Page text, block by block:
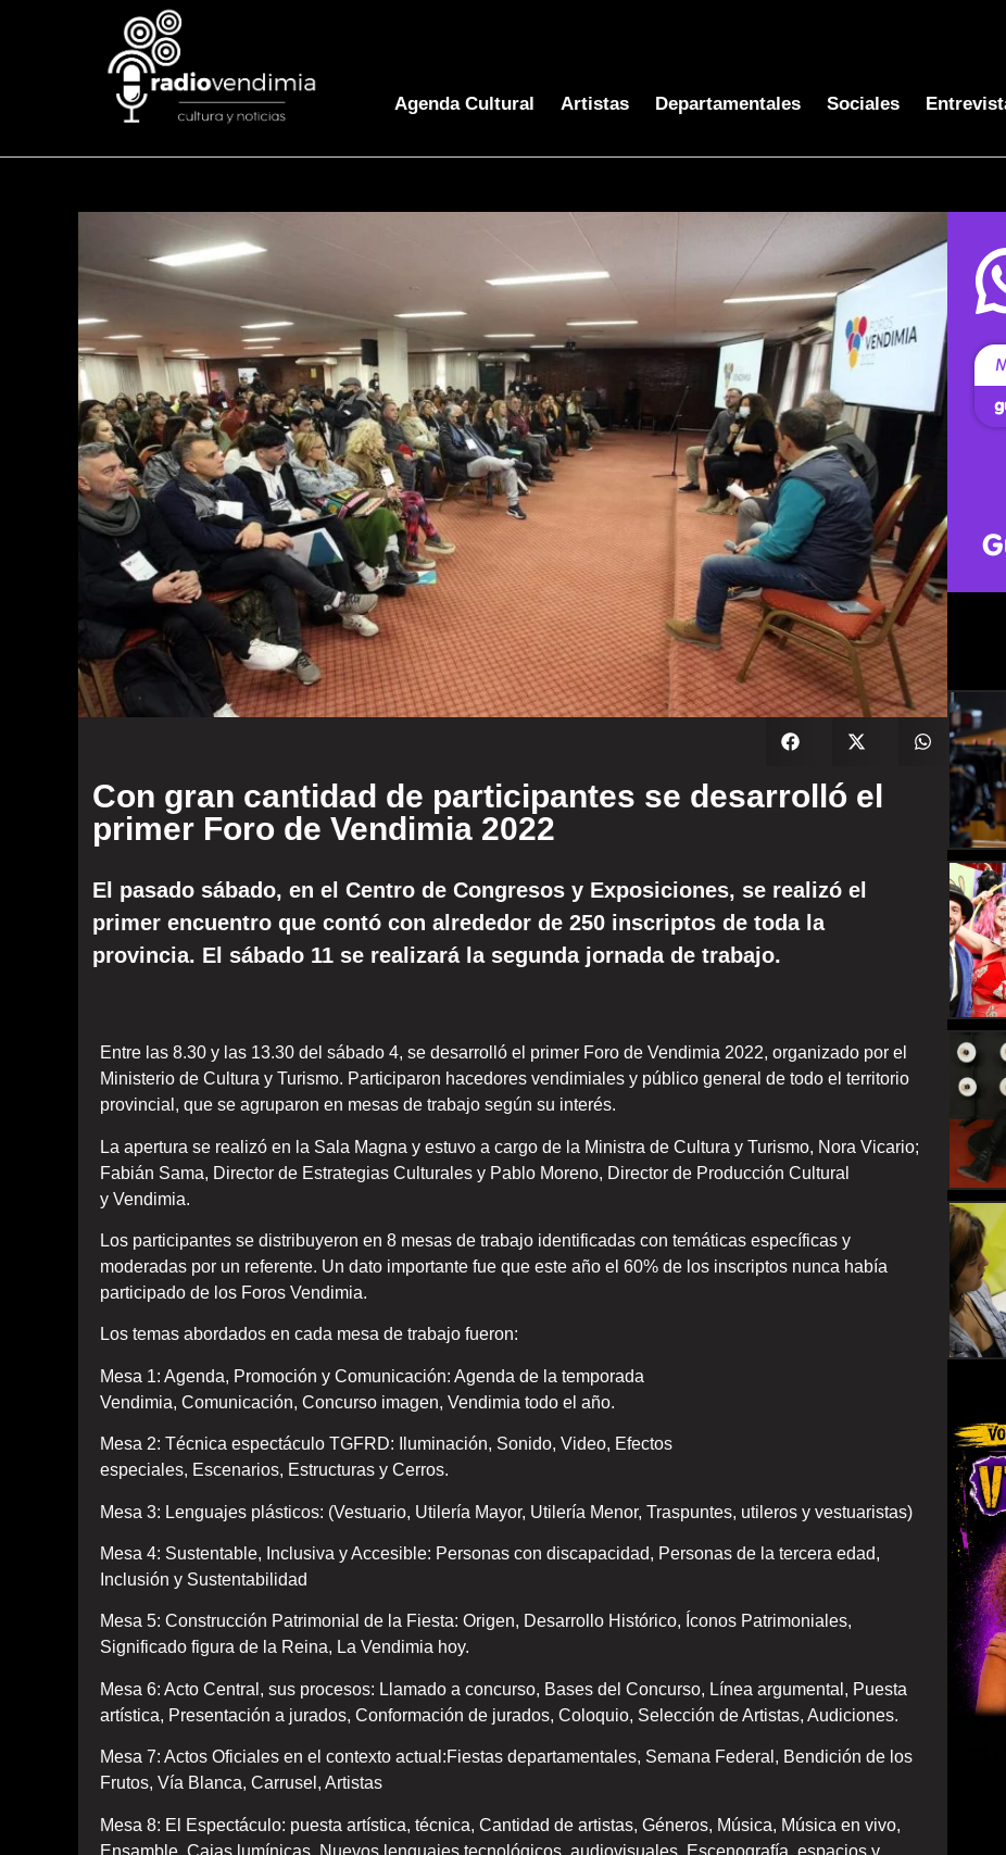
Agenda Cultural Artistas Departamentales Sociales
Con gran cantidad de participantes se desarrolló el
primer Foro de Vendimia 2022
El pasado sábado, en el Centro de Congresos y Exposiciones, se realizó el
primer encuentro que contó con alrededor de 250 inscriptos de toda la
provincia. El sábado 11 se realizará la segunda jornada de trabajo.
Entre las 8.30 y las 13.30 del sábado 4, se desarrolló el primer Foro de Vendimia 2022, organizado por el
Ministerio de Cultura y Turismo. Participaron hacedores vendimiales y público general de todo el territorio
provincial, que se agruparon en mesas de trabajo según su interés.
La apertura se realizó en la Sala Magna y estuvo a cargo de la Ministra de Cultura y Turismo, Nora Vicario;
Fabián Sama, Director de Estrategias Culturales y Pablo Moreno, Director de Producción Cultural
y Vendimia.
Los participantes se distribuyeron en 8 mesas de trabajo identificadas con temáticas específicas y
moderadas por un referente. Un dato importante fue que este año el 60% de los inscriptos nunca había
participado de los Foros Vendimia.
Los temas abordados en cada mesa de trabajo fueron:
Mesa 1: Agenda, Promoción y Comunicación: Agenda de la temporada
Vendimia, Comunicación, Concurso imagen, Vendimia todo el año.
Mesa 2: Técnica espectáculo TGFRD: Iluminación, Sonido, Video, Efectos
especiales, Escenarios, Estructuras y Cerros.
Mesa 3: Lenguajes plásticos: (Vestuario, Utilería Mayor, Utilería Menor, Traspuntes, utileros y vestuaristas)
Mesa 4: Sustentable, Inclusiva y Accesible: Personas con discapacidad, Personas de la tercera edad,
Inclusión y Sustentabilidad
Mesa 5: Construcción Patrimonial de la Fiesta: Origen, Desarrollo Histórico, Íconos Patrimoniales,
Significado figura de la Reina, La Vendimia hoy.
Mesa 6: Acto Central, sus procesos: Llamado a concurso, Bases del Concurso, Línea argumental, Puesta
artística, Presentación a jurados, Conformación de jurados, Coloquio, Selección de Artistas, Audiciones.
Mesa 7: Actos Oficiales en el contexto actual:Fiestas departamentales, Semana Federal, Bendición de los
Frutos, Vía Blanca, Carrusel, Artistas
Mesa 8: El Espectáculo: puesta artística, técnica, Cantidad de artistas, Géneros, Música, Música en vivo,
Ensamble, Cajas lumínicas, Nuevos lenguajes tecnológicos, audiovisuales, Escenografía, espacios y